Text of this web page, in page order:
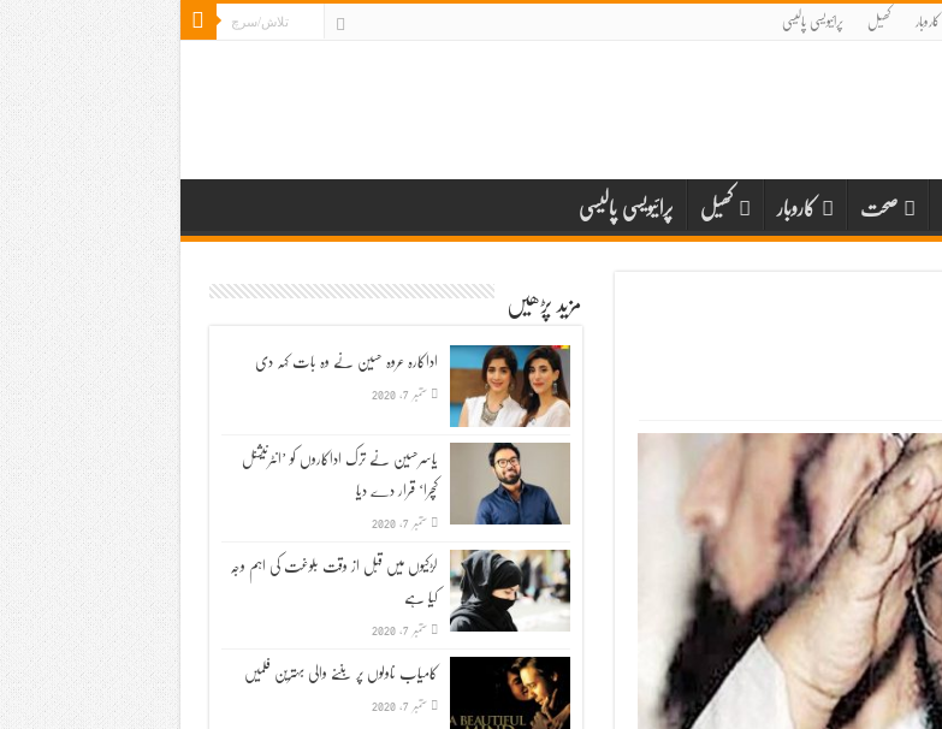
کاروبار کھیل پرائیویسی پالیسی
صحت کاروبار کھیل پرائیویسی پالیسی
مزید پڑھیں
اداکارہ عروہ حسین نے وہ بات کہہ دی
ستمبر 7, 2020
یاسرحسین نے ترک اداکاروں کو ’انٹرنیشنل
کچرا‘ قرار دے دیا
ستمبر 7, 2020
لڑکیوں میں قبل از وقت بلوغت کی اہم وجہ
کیا ہے
ستمبر 7, 2020
کامیاب ناولوں پر بننے والی بہترین فلمیں
ستمبر 7, 2020